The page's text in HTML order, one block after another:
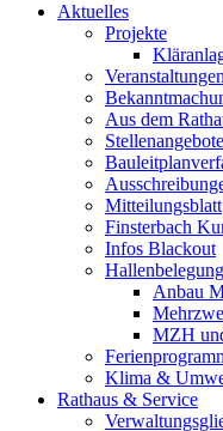
Aktuelles
Projekte
Veranstaltungen
Aus dem
Stellenangebote
Mitteilungsblatt
Finsterbach
Infos Blackout
Hallenbelegung
Anbau
MZH
Klima &
Rathaus & Service